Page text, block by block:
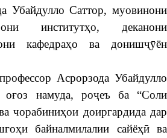
Убайдулло Саттор, муовинони
институтҳо, деканони
кафедраҳо ва донишҷӯён
Асрорзода Убайдулло
оғоз намуда, роҷеъ ба “Соли
чорабиниҳои доиргардида дар
байналмилалии сайёҳӣ ва